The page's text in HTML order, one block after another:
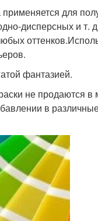
для
дисперсных и т.
фантазией.
не продаются в
в